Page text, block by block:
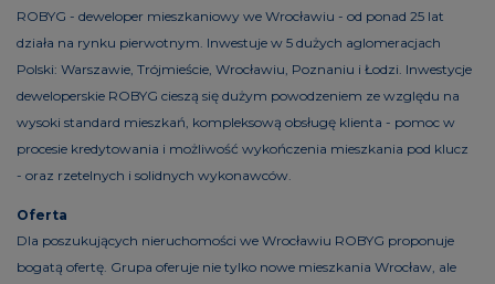
ROBYG - deweloper mieszkaniowy we Wrocławiu - od ponad 25 lat
działa na rynku pierwotnym. Inwestuje w 5 dużych aglomeracjach
Polski: Warszawie, Trójmieście, Wrocławiu, Poznaniu i Łodzi. Inwestycje
deweloperskie ROBYG cieszą się dużym powodzeniem ze względu na
wysoki standard mieszkań, kompleksową obsługę klienta - pomoc w
procesie kredytowania i możliwość wykończenia mieszkania pod klucz
- oraz rzetelnych i solidnych wykonawców.
Oferta
Dla poszukujących nieruchomości we Wrocławiu ROBYG proponuje
bogatą ofertę. Grupa oferuje nie tylko nowe mieszkania Wrocław, ale